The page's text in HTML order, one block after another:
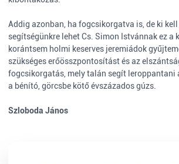
Addig azonban, ha fogcsikorgatva is, de ki
segítségünkre lehet Cs. Simon Istvánnak ez a
korántsem holmi keserves jeremiádok
szükséges erőösszpontosítást és az
fogcsikorgatás, mely talán segít leroppantani
a bénító, görcsbe kötő évszázados gúzs.
Szloboda János